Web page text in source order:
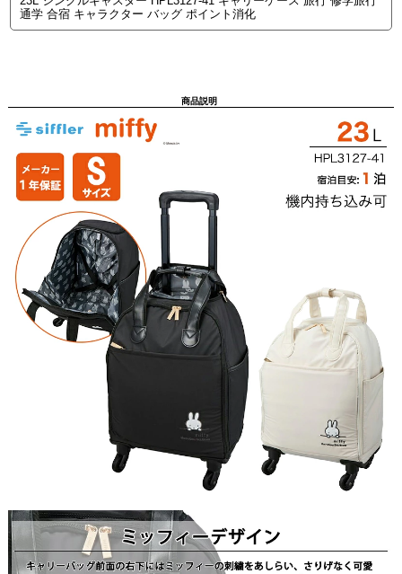
通学 合宿 キャラクター バッグ ポイント消化
商品説明